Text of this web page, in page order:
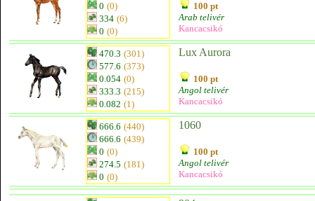
0 (0)
334 (6)
0 (0)
100 pt
Arab telivér
Kancacsikó
470.3 (301)
577.6 (373)
0.054 (0)
333.3 (215)
0.082 (1)
Lux Aurora
100 pt
Angol telivér
Kancacsikó
666.6 (440)
666.6 (439)
0 (0)
274.5 (181)
0 (0)
1060
100 pt
Angol telivér
Kancacsikó